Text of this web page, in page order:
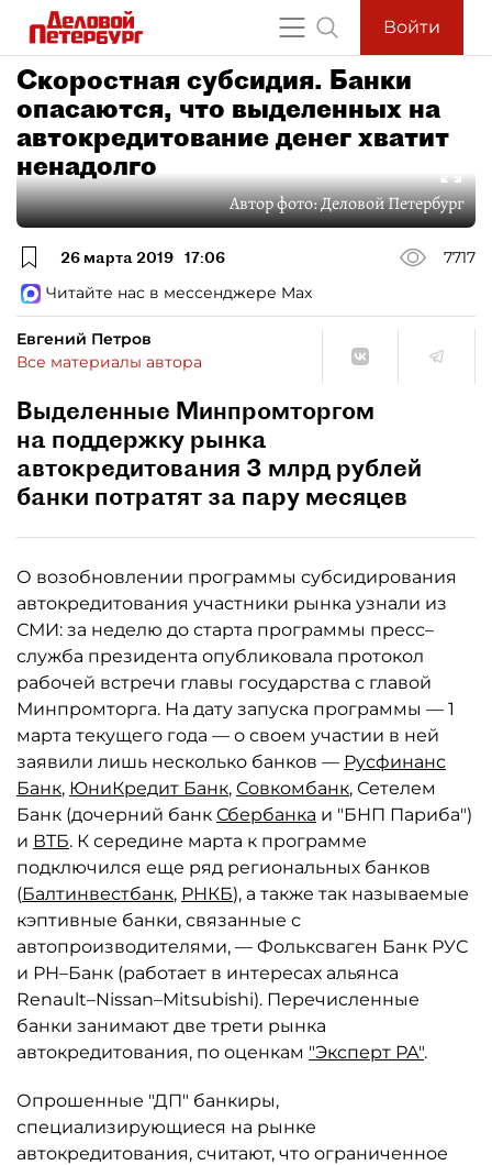
Войти
Скоростная субсидия. Банки
опасаются, что выделенных на
автокредитование денег хватит
ненадолго
Автор фото:Деловой Петербург
26 марта 2019 17:06
7717
Читайте нас в мессенджере Max
Евгений Петров
Все материалы автора
Выделенные Минпромторгом
на поддержку рынка
автокредитования 3 млрд рублей
банки потратят за пару месяцев
О возобновлении программы субсидирования
автокредитования участники рынка узнали из
СМИ: за неделю до старта программы пресс–
служба президента опубликовала протокол
рабочей встречи главы государства с главой
Минпромторга. На дату запуска программы — 1
марта текущего года — о своем участии в ней
заявили лишь несколько банков — Русфинанс
Банк, ЮниКредит Банк, Совкомбанк, Сетелем
Банк (дочерний банк Сбербанка и "БНП Париба")
и ВТБ. К середине марта к программе
подключился еще ряд региональных банков
(Балтинвестбанк, РНКБ), а также так называемые
кэптивные банки, связанные с
автопроизводителями, — Фольксваген Банк РУС
и РН–Банк (работает в интересах альянса
Renault–Nissan–Mitsubishi). Перечисленные
банки занимают две трети рынка
автокредитования, по оценкам "Эксперт РА".
Опрошенные "ДП" банкиры,
специализирующиеся на рынке
автокредитования, считают, что ограниченное